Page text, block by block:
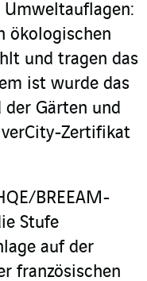
ökologischen
und tragen das
ist wurde das
Gärten und
Zertifikat
BREEAM-
Stufe
auf der
französischen